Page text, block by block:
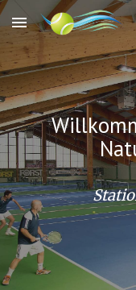
Skip to main content